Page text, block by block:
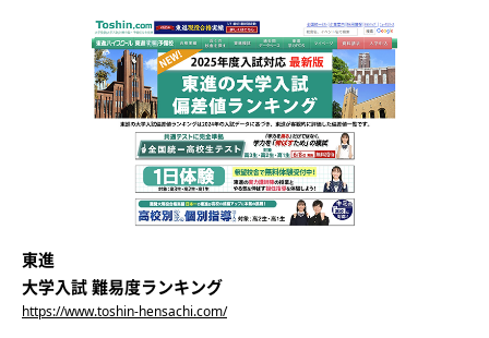
東進
大学入試 難易度ランキング
https://www.toshin-hensachi.com/